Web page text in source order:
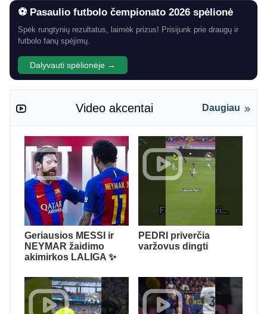
⚽ Pasaulio futbolo čempionato 2026 spėlionė
Spėk rungtynių rezultatus, laimėk prizus! Prisijunk prie draugų ir
futbolo fanų spėjimų.
Dalyvauti spėlionėje →
Video akcentai Daugiau
Geriausios MESSI ir
NEYMAR žaidimo
akimirkos LALIGA ✨
PEDRI priverčia
varžovus dingti